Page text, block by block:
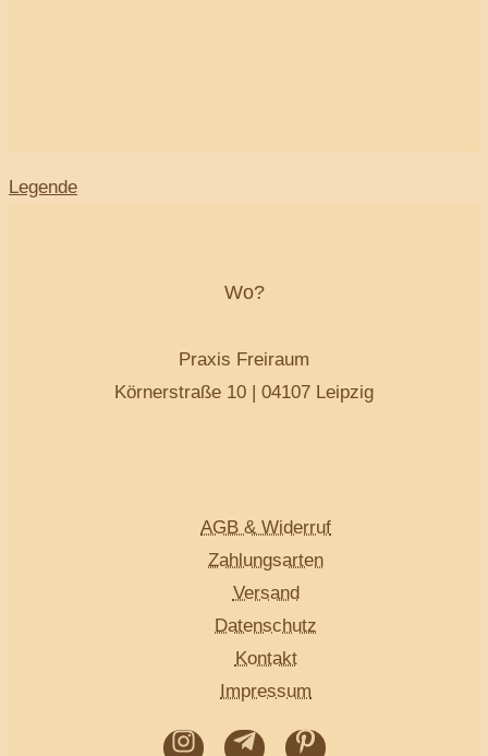
Legende
Wo?
Praxis Freiraum
Körnerstraße 10 | 04107 Leipzig
AGB & Widerruf
Zahlungsarten
Versand
Datenschutz
Kontakt
Impressum